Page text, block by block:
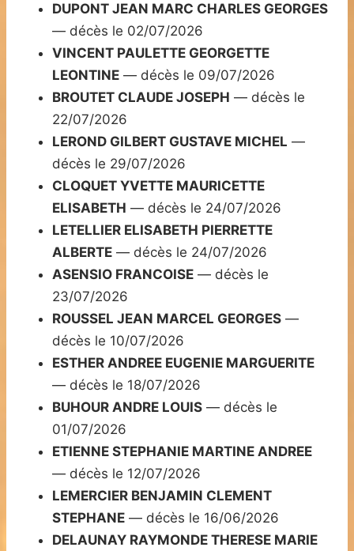
DUPONT JEAN MARC CHARLES GEORGES
— décès le 02/07/2026
VINCENT PAULETTE GEORGETTE
LEONTINE — décès le 09/07/2026
BROUTET CLAUDE JOSEPH — décès le
22/07/2026
LEROND GILBERT GUSTAVE MICHEL —
décès le 29/07/2026
CLOQUET YVETTE MAURICETTE
ELISABETH — décès le 24/07/2026
LETELLIER ELISABETH PIERRETTE
ALBERTE — décès le 24/07/2026
ASENSIO FRANCOISE — décès le
23/07/2026
ROUSSEL JEAN MARCEL GEORGES —
décès le 10/07/2026
ESTHER ANDREE EUGENIE MARGUERITE
— décès le 18/07/2026
BUHOUR ANDRE LOUIS — décès le
01/07/2026
ETIENNE STEPHANIE MARTINE ANDREE
— décès le 12/07/2026
LEMERCIER BENJAMIN CLEMENT
STEPHANE — décès le 16/06/2026
DELAUNAY RAYMONDE THERESE MARIE